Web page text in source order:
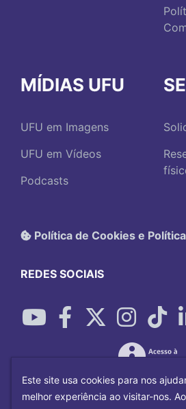
MÍDIAS UFU
UFU em Imagens
UFU em Vídeos
Podcasts
Política de Cookies e
REDES SOCIAIS
Este site usa cookies para nos
melhor experiência ao visitar-nos.